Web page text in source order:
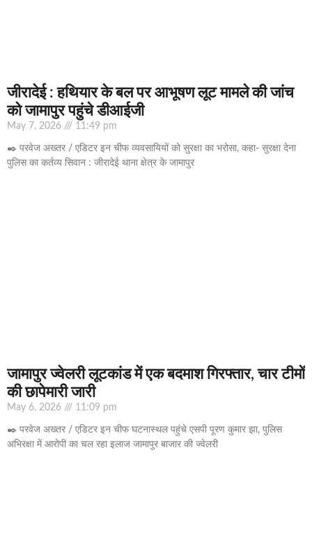
जीरादेई : हथियार के बल पर आभूषण लूट मामले की जांच
को जामापुर पहुंचे डीआईजी
May 7, 2026 11:49 pm
✒️ परवेज अख्तर / एडिटर इन चीफ व्यवसायियों को सुरक्षा का भरोसा, कहा- सुरक्षा देना
पुलिस का कर्तव्य सिवान : जीरादेई थाना क्षेत्र के जामापुर
जामापुर ज्वेलरी लूटकांड में एक बदमाश गिरफ्तार, चार टीमों
की छापेमारी जारी
May 6, 2026 11:09 pm
✒️ परवेज अख्तर / एडिटर इन चीफ घटनास्थल पहुंचे एसपी पूरण कुमार झा, पुलिस
अभिरक्षा में आरोपी का चल रहा इलाज जामापुर बाजार की ज्वेलरी